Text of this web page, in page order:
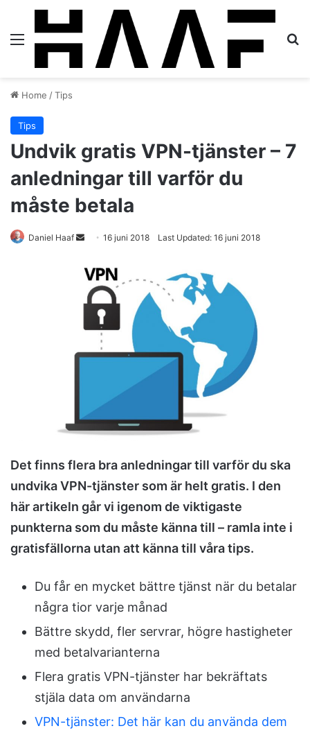
Home /Tips
Tips
Undvik gratis VPN-tjänster – 7
anledningar till varför du
måste betala
Daniel Haaf
n
a
m
16 juni 2018 Last Updated: 16 juni 2018
Det finns flera bra anledningar till varför du ska
undvika VPN-tjänster som är helt gratis. I den
här artikeln går vi igenom de viktigaste
punkterna som du måste känna till – ramla inte i
gratisfällorna utan att känna till våra tips.
Du får en mycket bättre tjänst när du betalar
några tior varje månad
Bättre skydd, fler servrar, högre hastigheter
med betalvarianterna
Flera gratis VPN-tjänster har bekräftats
stjäla data om användarna
VPN-tjänster: Det här kan du använda dem